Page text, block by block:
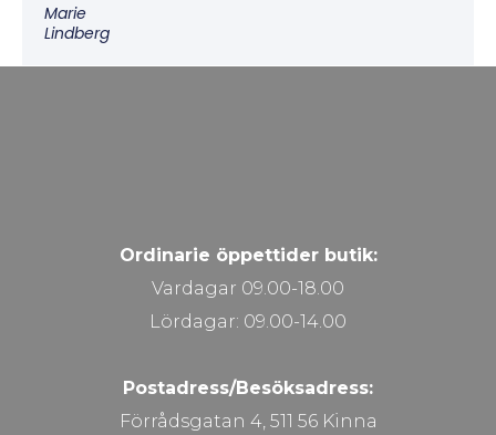
Marie
Lindberg
Ordinarie öppettider butik:
Vardagar 09.00-18.00
Lördagar: 09.00-14.00
Postadress/Besöksadress:
Förrådsgatan 4, 511 56 Kinna